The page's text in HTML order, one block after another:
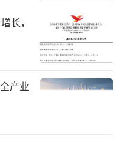
为欧洲杯座上宾，
等品牌广告也早已
史上“科技含量最
要角色——拥有欧足
长，
产业